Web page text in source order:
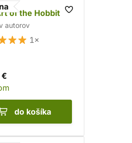
of the Hobbit
autorov
1×
€
do košíka